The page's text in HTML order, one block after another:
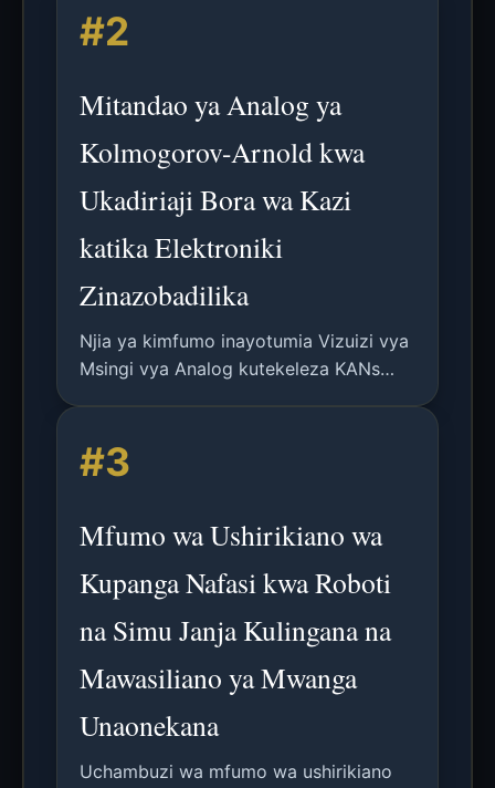
neva yenye lebo nyingi kwa ajili ya
uchanganuzi usio na makosa.
#2
Mitandao ya Analog ya
Kolmogorov-Arnold kwa
Ukadiriaji Bora wa Kazi
katika Elektroniki
Zinazobadilika
Njia ya kimfumo inayotumia Vizuizi vya
Msingi vya Analog kutekeleza KANs
Elektroniki Zinazobadilika, kufikia faida
kubwa za vifaa.
#3
Mfumo wa Ushirikiano wa
Kupanga Nafasi kwa Roboti
na Simu Janja Kulingana na
Mawasiliano ya Mwanga
Unaonekana
Uchambuzi wa mfumo wa ushirikiano